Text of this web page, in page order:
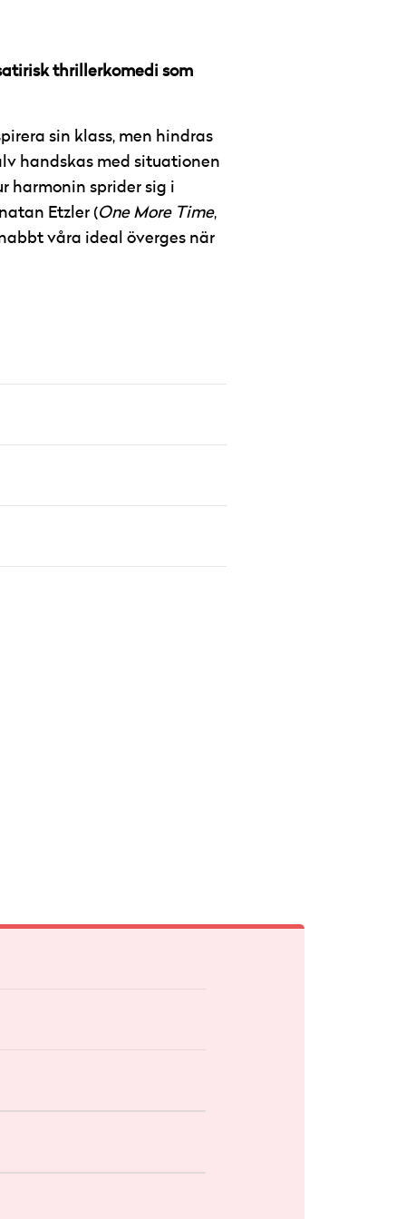
thrillerkomedi som
sin klass, men hindras
handskas med situationen
harmonin sprider sig i
Etzler (One More Time,
våra ideal överges när